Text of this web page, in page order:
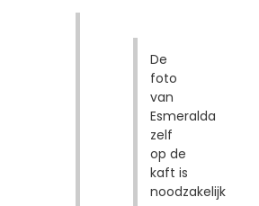
De
foto
van
Esmeralda
zelf
op de
kaft is
noodzakelijk